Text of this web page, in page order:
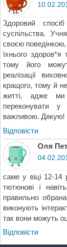
Здоровий
суспільства.
своєю
їхнього
тому його
реалізації
кращого, тому й
житті, адже
переконувати
важливою. Дякую!
Відповіcти
Оля
саме у віці 12-14
тютюнові і
правильно
виконують
так вони можуть
Відповіcти